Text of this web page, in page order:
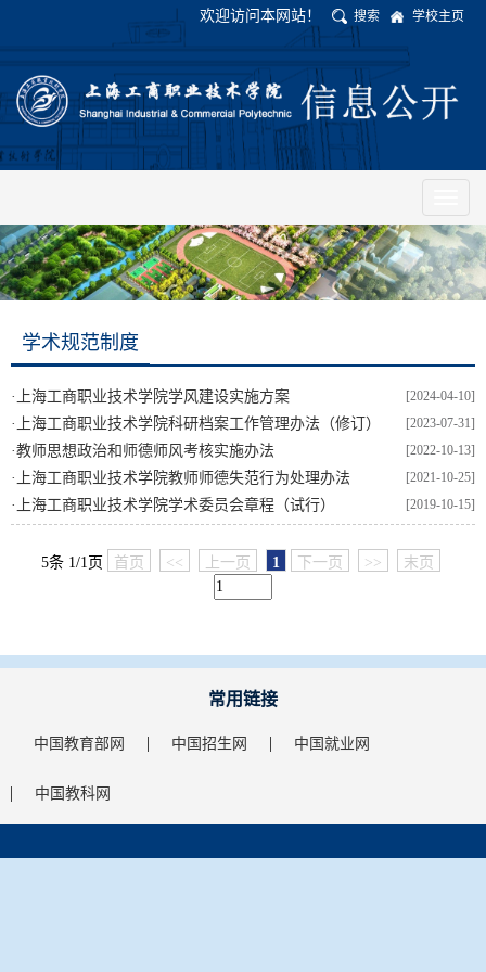
欢迎访问本网站！ 搜索 学校主页
学术规范制度
[2024-04-10]
· 上海工商职业技术学院学风建设实施方案
[2023-07-31]
· 上海工商职业技术学院科研档案工作管理办法（修订）
[2022-10-13]
·教师思想政治和师德师风考核实施办法
[2021-10-25]
· 上海工商职业技术学院教师师德失范行为处理办法
[2019-10-15]
· 上海工商职业技术学院学术委员会章程（试行）
5条 1/1页 首页 << 上一页 1 下一页 >> 末页
常用链接
中国教育部网 中国招生网 中国就业网
中国教科网